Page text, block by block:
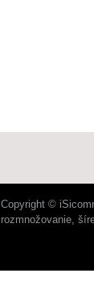
Copyright ©
rozmnožovanie,